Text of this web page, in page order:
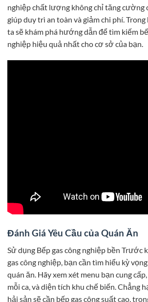
nghiệp chất lượng không chỉ tăng cường
giúp duy trì an toàn và giảm chi phí. Trong
ta sẽ khám phá hướng dẫn để tìm kiếm
nghiệp hiệu quả nhất cho cơ sở của bạn.
Đánh Giá Yêu Cầu của Quán Ăn
Sử dụng Bếp gas công nghiệp bền Trước
gas công nghiệp, bạn cần tìm hiểu kỳ
quán ăn. Hãy xem xét menu bạn cung
mỗi ca, và diện tích khu chế biến. Chẳng
hải sản sẽ cần bếp gas công suất cao,